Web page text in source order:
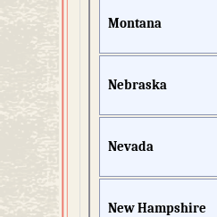
Montana
Nebraska
Nevada
New Hampshire